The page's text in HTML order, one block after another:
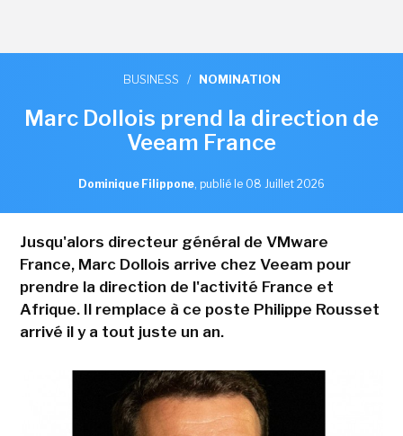
BUSINESS / NOMINATION
Marc Dollois prend la direction de
Veeam France
Dominique Filippone, publié le 08 Juillet 2026
Jusqu'alors directeur général de VMware
France, Marc Dollois arrive chez Veeam pour
prendre la direction de l'activité France et
Afrique. Il remplace à ce poste Philippe Rousset
arrivé il y a tout juste un an.